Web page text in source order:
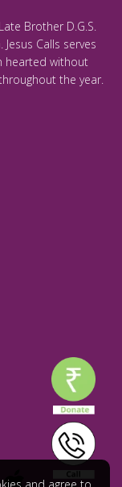
Brother D.G.S.
Calls serves
hearted without
the year.